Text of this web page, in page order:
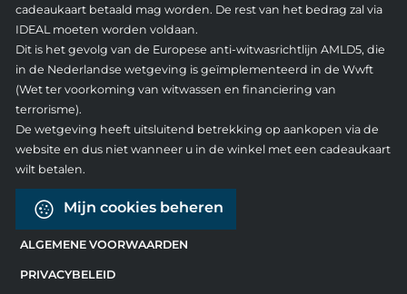
cadeaukaart betaald mag worden. De rest van het bedrag zal via
IDEAL moeten worden voldaan.
Dit is het gevolg van de Europese anti-witwasrichtlijn AMLD5, die
in de Nederlandse wetgeving is geïmplementeerd in de Wwft
(Wet ter voorkoming van witwassen en financiering van
terrorisme).
De wetgeving heeft uitsluitend betrekking op aankopen via de
website en dus niet wanneer u in de winkel met een cadeaukaart
wilt betalen.
Mijn cookies beheren
ALGEMENE VOORWAARDEN
PRIVACYBELEID